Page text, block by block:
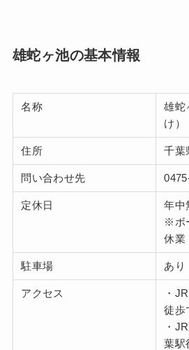
雄蛇ヶ池の基本情報
名称
雄蛇
け）
住所 千葉
問い合わせ先
定休日
年中
※ボ
休業
駐車場 あり
アクセス
・
徒歩
・
葉駅